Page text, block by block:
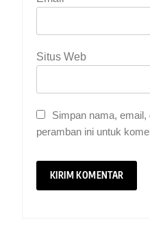
Situs Web
Simpan nama,
peramban ini untuk